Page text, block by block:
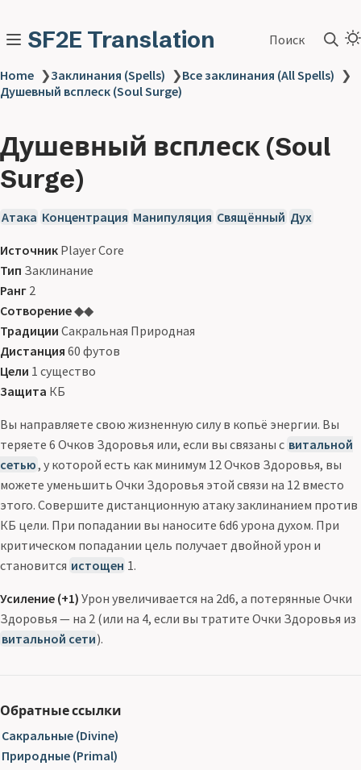
SF2E Translation Поиск
Home ❯Заклинания (Spells) ❯Все заклинания (All Spells) ❯
Душевный всплеск (Soul Surge)
Душевный всплеск (Soul
Surge)
Атака Концентрация Манипуляция Свящённый Дух
Источник Player Core
Тип Заклинание
Ранг 2
Сотворение◆◆
Традиции Сакральная Природная
Дистанция 60 футов
Цели 1 существо
Защита КБ
Вы направляете свою жизненную силу в копьё энергии. Вы
теряете 6 Очков Здоровья или, если вы связаны с витальной
сетью, у которой есть как минимум 12 Очков Здоровья, вы
можете уменьшить Очки Здоровья этой связи на 12 вместо
этого. Совершите дистанционную атаку заклинанием против
КБ цели. При попадании вы наносите 6d6 урона духом. При
критическом попадании цель получает двойной урон и
становится истощен 1.
Усиление (+1) Урон увеличивается на 2d6, а потерянные Очки
Здоровья — на 2 (или на 4, если вы тратите Очки Здоровья из
витальной сети).
Обратные ссылки
Сакральные (Divine)
Природные (Primal)